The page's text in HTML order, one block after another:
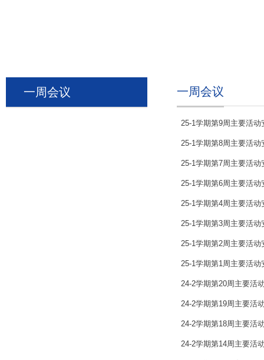
一周会议 一周会议
25-1学期第9周主要活动
25-1学期第8周主要活动
25-1学期第7周主要活动
25-1学期第6周主要活动
25-1学期第4周主要活动
25-1学期第3周主要活动
25-1学期第2周主要活动
25-1学期第1周主要活动
24-2学期第20周主要活
24-2学期第19周主要活
24-2学期第18周主要活
24-2学期第14周主要活